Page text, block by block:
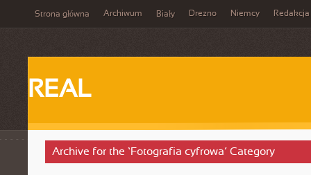
Strona główna Archiwum Biały Drezno Niemcy Redakcja
REAL
Archive for the ‘Fotografia cyfrowa’ Category